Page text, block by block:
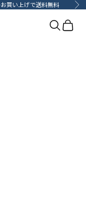
買い上げで送料無料 次
検索を開
カー